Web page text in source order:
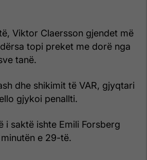
Viktor Claersson gjendet më
topi preket me dorë nga
tanë.
dhe shikimit të VAR, gjyqtari
gjykoi penallti.
i saktë ishte Emili Forsberg
e 29-të.